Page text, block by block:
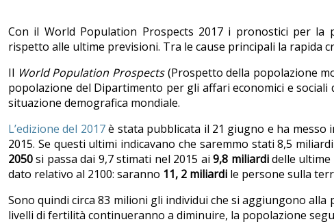
Con il World Population Prospects 2017 i pronostici per la
rispetto alle ultime previsioni. Tra le cause principali la rapida
Il World Population Prospects(Prospetto della popolazione
popolazione del Dipartimento per gli affari economici e
situazione demografica mondiale.
L’edizione del 2017è stata pubblicata il 21 giugno e ha messo
2015. Se questi ultimi indicavano che saremmo stati 8,5
2050si passa dai 9,7 stimati nel 2015 ai9,8 miliardidelle ultime
dato relativo al 2100: saranno 11, 2 miliardi le persone sulla
Sono quindi circa 83 milioni gli individui che si aggiungono alla
livelli di fertilità continueranno a diminuire, la popolazione